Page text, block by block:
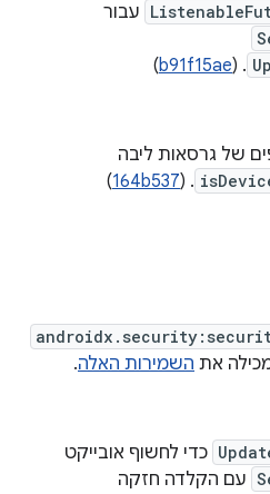
עבור
. (
b91f15ae
)
של גרסאות ליבה
. (
164b537
)
השמירות האלה.
כדי לחשוף אובייקט
עם הקלדה חזקה